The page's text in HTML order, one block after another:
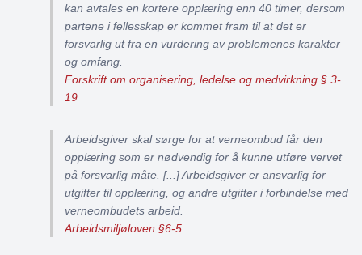
kan avtales en kortere opplæring enn 40 timer, dersom
partene i fellesskap er kommet fram til at det er
forsvarlig ut fra en vurdering av problemenes karakter
og omfang.
Forskrift om organisering, ledelse og medvirkning § 3-
19
Arbeidsgiver skal sørge for at verneombud får den
opplæring som er nødvendig for å kunne utføre vervet
på forsvarlig måte. [...] Arbeidsgiver er ansvarlig for
utgifter til opplæring, og andre utgifter i forbindelse med
verneombudets arbeid.
Arbeidsmiljøloven §6-5